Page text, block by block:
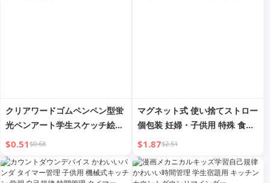
クリアワードゴムペンペン型蛍
光ペンアート学生スケッチ絵画
耐久性ペン絵画ペン型文房具
$0.51$0.68
マグネット式 使い捨てストロー
個包装 妊婦・子供用 特殊 食品
グレード PP エルボー フラット
カートンボックス
$1.87$2.51